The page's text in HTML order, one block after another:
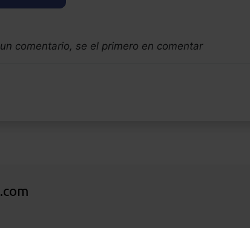
comentario, se el primero en comentar